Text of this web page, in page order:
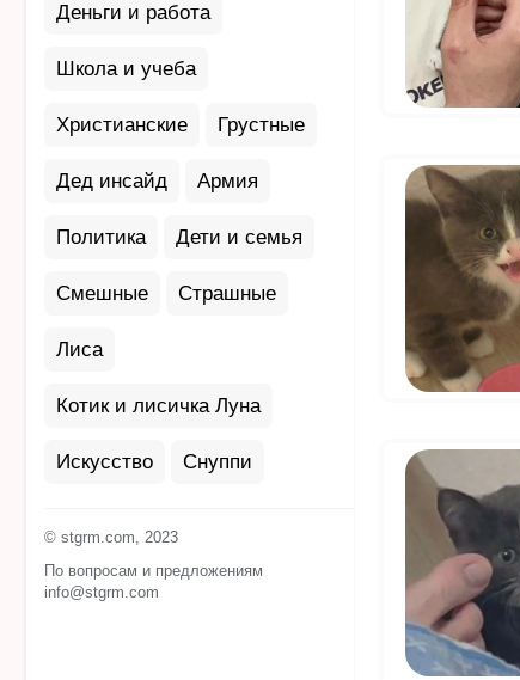
Деньги и работа
Школа и учеба
Христианские Грустные
Дед инсайд Армия
Политика Дети и семья
Смешные Страшные
Лиса
Котик и лисичка Луна
Искусство Снуппи
© stgrm.com, 2023
По вопросам и предложениям
info@stgrm.com